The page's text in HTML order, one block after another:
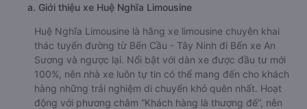
a. Giới thiệu xe Huệ Nghĩa Limousine
Huệ Nghĩa Limousine là hãng xe limousine chuyên khai
thác tuyến đường từ Bến Cầu - Tây Ninh đi Bến xe An
Sương và ngược lại. Nổi bật với dàn xe được đầu tư mới
100%, nên nhà xe luôn tự tin có thể mang đến cho khách
hàng những trải nghiệm di chuyển khó quên nhất. Hoạt
động với phương châm “Khách hàng là thượng đế”, nên